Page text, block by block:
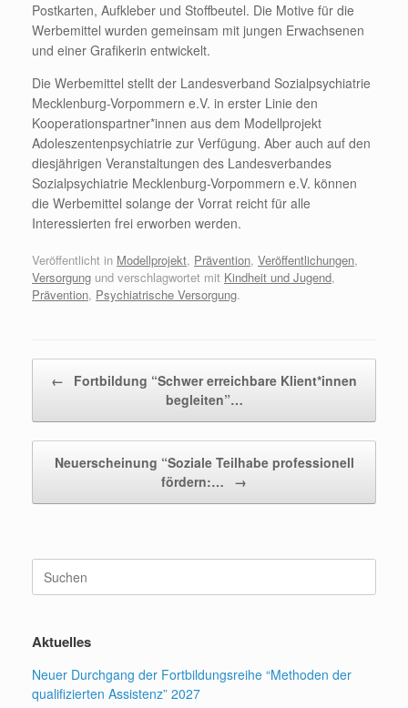
Postkarten, Aufkleber und Stoffbeutel. Die Motive für die
Werbemittel wurden gemeinsam mit jungen Erwachsenen
und einer Grafikerin entwickelt.
Die Werbemittel stellt der Landesverband Sozialpsychiatrie
Mecklenburg-Vorpommern e.V. in erster Linie den
Kooperationspartner*innen aus dem Modellprojekt
Adoleszentenpsychiatrie zur Verfügung. Aber auch auf den
diesjährigen Veranstaltungen des Landesverbandes
Sozialpsychiatrie Mecklenburg-Vorpommern e.V. können
die Werbemittel solange der Vorrat reicht für alle
Interessierten frei erworben werden.
Veröffentlicht in Modellprojekt, Prävention, Veröffentlichungen,
Versorgung und verschlagwortet mit Kindheit und Jugend,
Prävention, Psychiatrische Versorgung.
←
Fortbildung “Schwer erreichbare Klient*innen
begleiten”…
Neuerscheinung “Soziale Teilhabe professionell
fördern:…
→
Suchen
nach:
Aktuelles
Neuer Durchgang der Fortbildungsreihe “Methoden der
qualifizierten Assistenz” 2027